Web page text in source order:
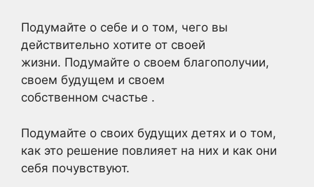
Подумайте о себе и о том, чего вы
действительно хотите от своей
жизни. Подумайте о своем благополучии,
своем будущем и своем
собственном счастье .
Подумайте о своих будущих детях и о том,
как это решение повлияет на них и как они
себя почувствуют.